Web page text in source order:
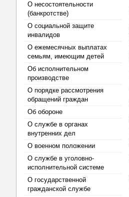
О несостоятельности
(банкротстве)
О социальной защите
инвалидов
О ежемесячных выплатах
семьям, имеющим детей
Об исполнительном
производстве
О порядке рассмотрения
обращений граждан
Об обороне
О службе в органах
внутренних дел
О военном положении
О службе в уголовно-
исполнительной системе
О государственной
гражданской службе